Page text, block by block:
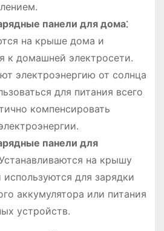
панели для дома⁚
на крыше дома и
к домашней электросети.
электроэнергию от солнца
для питания всего
компенсировать
панели для
на крышу
для зарядки
аккумулятора или питания
устройств.